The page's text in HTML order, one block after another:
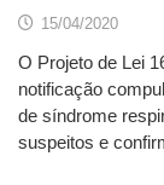
15/04/2020
O Projeto de Lei
notificação
de síndrome
suspeitos e